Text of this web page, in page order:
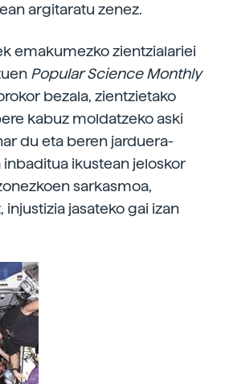
argitaratu zenez.
emakumezko zientzialariei
Popular Science Monthly
bezala, zientzietako
kabuz moldatzeko aski
du eta beren jarduera-
ikustean jeloskor
sarkasmoa,
injustizia jasateko gai izan